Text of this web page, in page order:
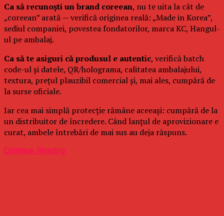
Ca să recunoști un brand coreean, nu te uita la cât de
„coreean” arată — verifică originea reală: „Made in Korea”,
sediul companiei, povestea fondatorilor, marca KC, Hangul-
ul pe ambalaj.
Ca să te asiguri că produsul e autentic, verifică batch
code-ul și datele, QR/holograma, calitatea ambalajului,
textura, prețul plauzibil comercial și, mai ales, cumpără de
la surse oficiale.
Iar cea mai simplă protecție rămâne aceeași: cumpără de la
un distribuitor de încredere. Când lanțul de aprovizionare e
curat, ambele întrebări de mai sus au deja răspuns.
Continue Reading